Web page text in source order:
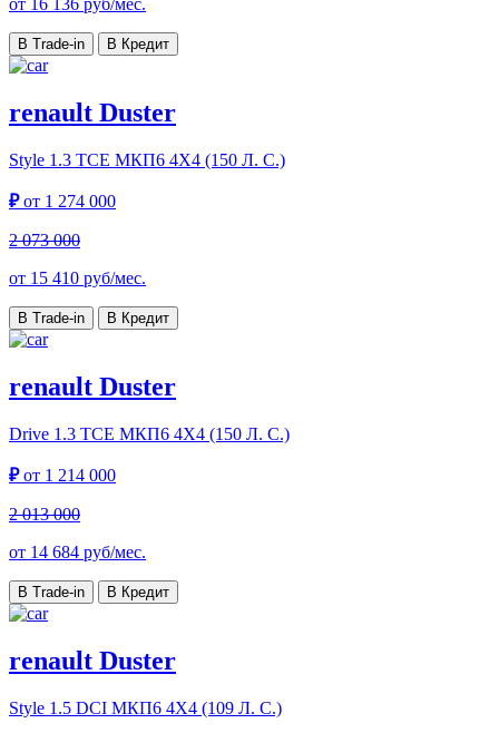
от 16 136 руб/мес.
В Trade-in В Кредит
renault Duster
Style 1.3 TCE МКП6 4Х4 (150 Л. С.)
₽от 1 274 000
2 073 000
от 15 410 руб/мес.
В Trade-in В Кредит
renault Duster
Drive 1.3 TCE МКП6 4Х4 (150 Л. С.)
₽от 1 214 000
2 013 000
от 14 684 руб/мес.
В Trade-in В Кредит
renault Duster
Style 1.5 DCI МКП6 4Х4 (109 Л. С.)